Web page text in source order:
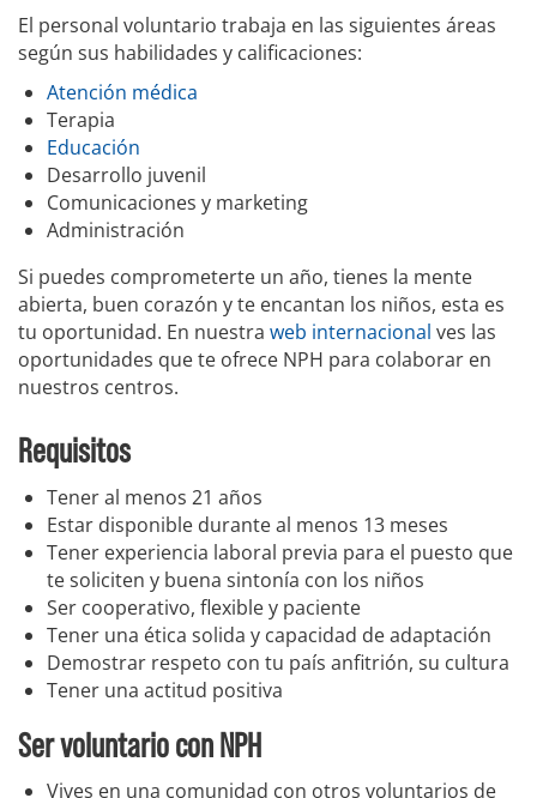
El personal voluntario trabaja en las siguientes áreas
según sus habilidades y calificaciones:
Atención médica
Terapia
Educación
Desarrollo juvenil
Comunicaciones y marketing
Administración
Si puedes comprometerte un año, tienes la mente
abierta, buen corazón y te encantan los niños, esta es
tu oportunidad. En nuestra web internacional ves las
oportunidades que te ofrece NPH para colaborar en
nuestros centros.
Requisitos
Tener al menos 21 años
Estar disponible durante al menos 13 meses
Tener experiencia laboral previa para el puesto que
te soliciten y buena sintonía con los niños
Ser cooperativo, flexible y paciente
Tener una ética solida y capacidad de adaptación
Demostrar respeto con tu país anfitrión, su cultura
Tener una actitud positiva
Ser voluntario con NPH
Vives en una comunidad con otros voluntarios de